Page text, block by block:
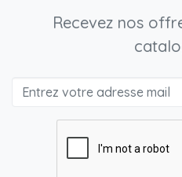
Recevez nos